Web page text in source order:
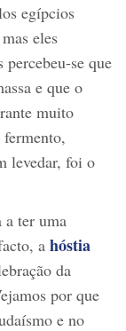
egípcios
eles
se que
e que o
muito
levedar, foi o
a ter uma
a hóstia
da
por que
e no